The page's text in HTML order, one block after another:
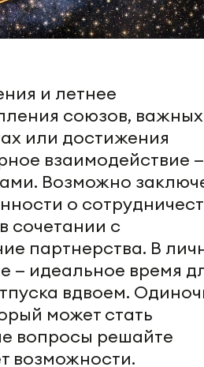
и летнее
союзов, важных
или достижения
взаимодействие —
Возможно
о
сочетании с
партнерства. В
— идеальное время
вдвоем.
может стать
вопросы решайте
возможности.